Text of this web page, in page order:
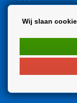
Wij slaan